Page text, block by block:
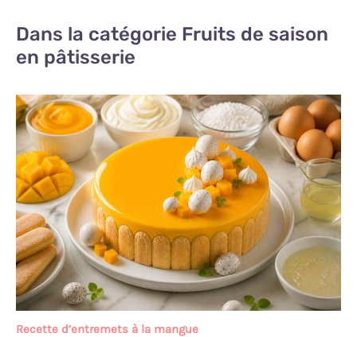
Dans la catégorie Fruits de saison
en pâtisserie
Recette d’entremets à la mangue